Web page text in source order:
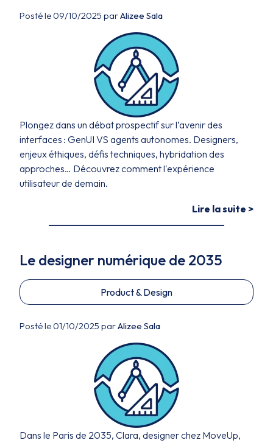
Posté le 09/10/2025 parAlizee Sala
Plongez dans un débat prospectif sur l’avenir des
interfaces : GenUI VS agents autonomes. Designers,
enjeux éthiques, défis techniques, hybridation des
approches… Découvrez comment l'expérience
utilisateur de demain.
Lire la suite >
Le designer numérique de 2035
Product & Design
Posté le 01/10/2025 parAlizee Sala
Dans le Paris de 2035, Clara, designer chez MoveUp,